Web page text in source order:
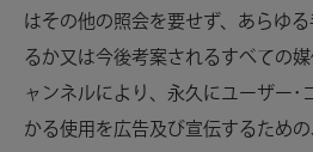
はその他の照会を要せず、あらゆ
るか又は今後考案されるすべての
ャンネルにより、永久にユーザー･
かる使用を広告及び宣伝するため